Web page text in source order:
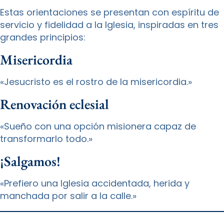
Estas orientaciones se presentan con espíritu de
servicio y fidelidad a la Iglesia, inspiradas en tres
grandes principios:
Misericordia
«Jesucristo es el rostro de la misericordia.»
Renovación eclesial
«Sueño con una opción misionera capaz de
transformarlo todo.»
¡Salgamos!
«Prefiero una Iglesia accidentada, herida y
manchada por salir a la calle.»